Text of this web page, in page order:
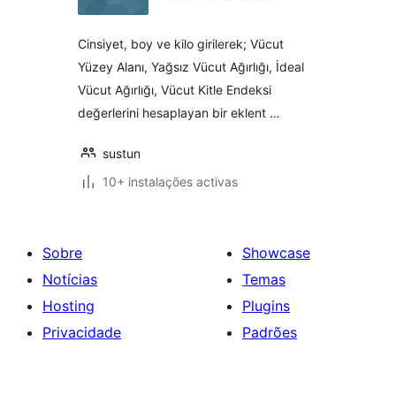
Cinsiyet, boy ve kilo girilerek; Vücut
Yüzey Alanı, Yağsız Vücut Ağırlığı, İdeal
Vücut Ağırlığı, Vücut Kitle Endeksi
değerlerini hesaplayan bir eklent …
sustun
10+ instalações activas
Sobre
Notícias
Hosting
Privacidade
Showcase
Temas
Plugins
Padrões